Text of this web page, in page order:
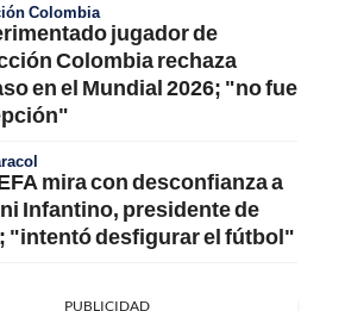
Colombia
jugador de
Colombia rechaza
en el Mundial 2026; "no fue
mira con desconfianza a
Infantino, presidente de
"intentó desfigurar el fútbol"
PUBLICIDAD